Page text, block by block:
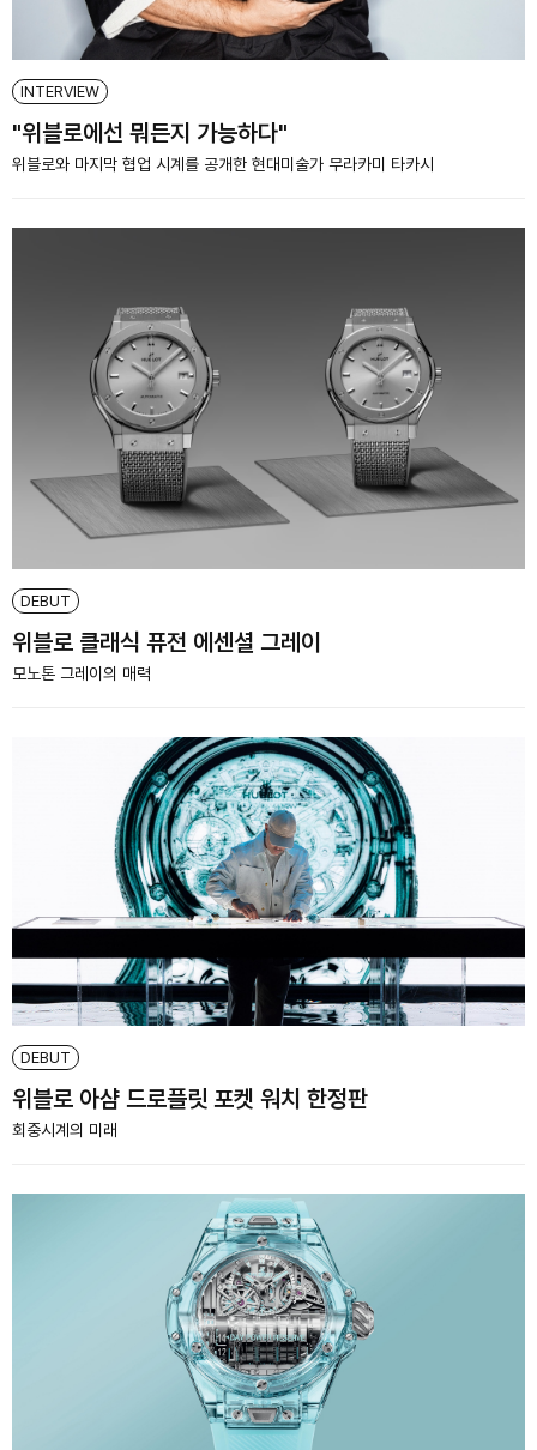
INTERVIEW
"위블로에선 뭐든지 가능하다"
위블로와 마지막 협업 시계를 공개한 현대미술가 무라카미 타카시
DEBUT
위블로 클래식 퓨전 에센셜 그레이
모노톤 그레이의 매력
DEBUT
위블로 아샴 드로플릿 포켓 워치 한정판
회중시계의 미래